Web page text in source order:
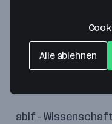
abif -
Alle ablehnen